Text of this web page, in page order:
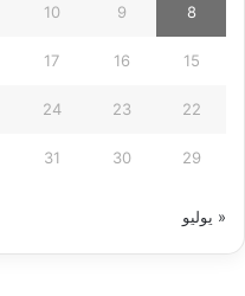
8
9
10
15
16
17
22
23
24
29
30
31
« يوليو